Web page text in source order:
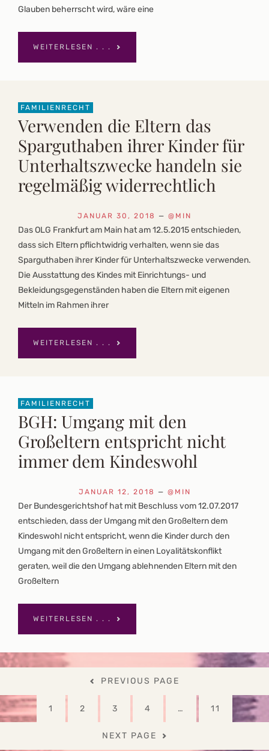
Glauben beherrscht wird, wäre eine
WEITERLESEN . . .
FAMILIENRECHT
Verwenden die Eltern das
Sparguthaben ihrer Kinder für
Unterhaltszwecke handeln sie
regelmäßig widerrechtlich
JANUAR 30, 2018 — @MIN
Das OLG Frankfurt am Main hat am 12.5.2015 entschieden,
dass sich Eltern pflichtwidrig verhalten, wenn sie das
Sparguthaben ihrer Kinder für Unterhaltszwecke verwenden.
Die Ausstattung des Kindes mit Einrichtungs- und
Bekleidungsgegenständen haben die Eltern mit eigenen
Mitteln im Rahmen ihrer
WEITERLESEN . . .
FAMILIENRECHT
BGH: Umgang mit den
Großeltern entspricht nicht
immer dem Kindeswohl
JANUAR 12, 2018 — @MIN
Der Bundesgerichtshof hat mit Beschluss vom 12.07.2017
entschieden, dass der Umgang mit den Großeltern dem
Kindeswohl nicht entspricht, wenn die Kinder durch den
Umgang mit den Großeltern in einen Loyalitätskonflikt
geraten, weil die den Umgang ablehnenden Eltern mit den
Großeltern
WEITERLESEN . . .
Seitennummerierung
Beiträge
PREVIOUS PAGE
PAGE
1 PAGE
2 PAGE
3 PAGE
4 … PAGE
11
NEXT PAGE